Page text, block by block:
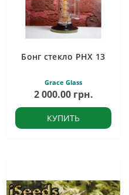
Бонг стекло PHX 13
Grace Glass
2 000.00 грн.
КУПИТЬ